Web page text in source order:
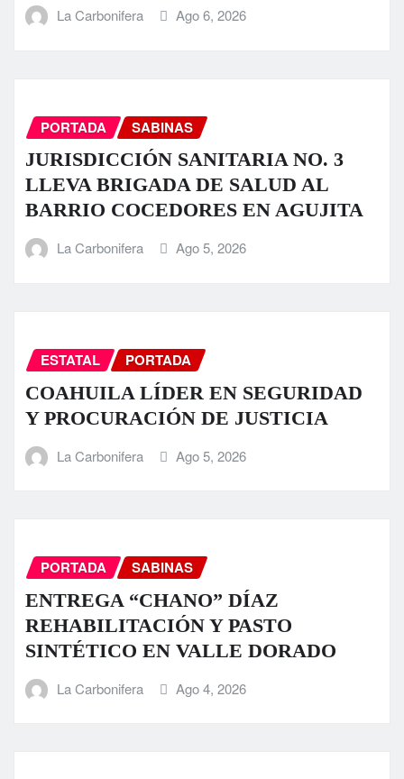
La Carbonifera Ago 6, 2026
PORTADA SABINAS
JURISDICCIÓN SANITARIA NO. 3
LLEVA BRIGADA DE SALUD AL
BARRIO COCEDORES EN AGUJITA
La Carbonifera Ago 5, 2026
ESTATAL PORTADA
COAHUILA LÍDER EN SEGURIDAD
Y PROCURACIÓN DE JUSTICIA
La Carbonifera Ago 5, 2026
PORTADA SABINAS
ENTREGA “CHANO” DÍAZ
REHABILITACIÓN Y PASTO
SINTÉTICO EN VALLE DORADO
La Carbonifera Ago 4, 2026